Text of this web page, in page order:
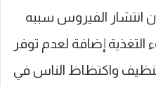
انتشار الفيروس سببه
إضافة لعدم توفر
واكتظاظ الناس في